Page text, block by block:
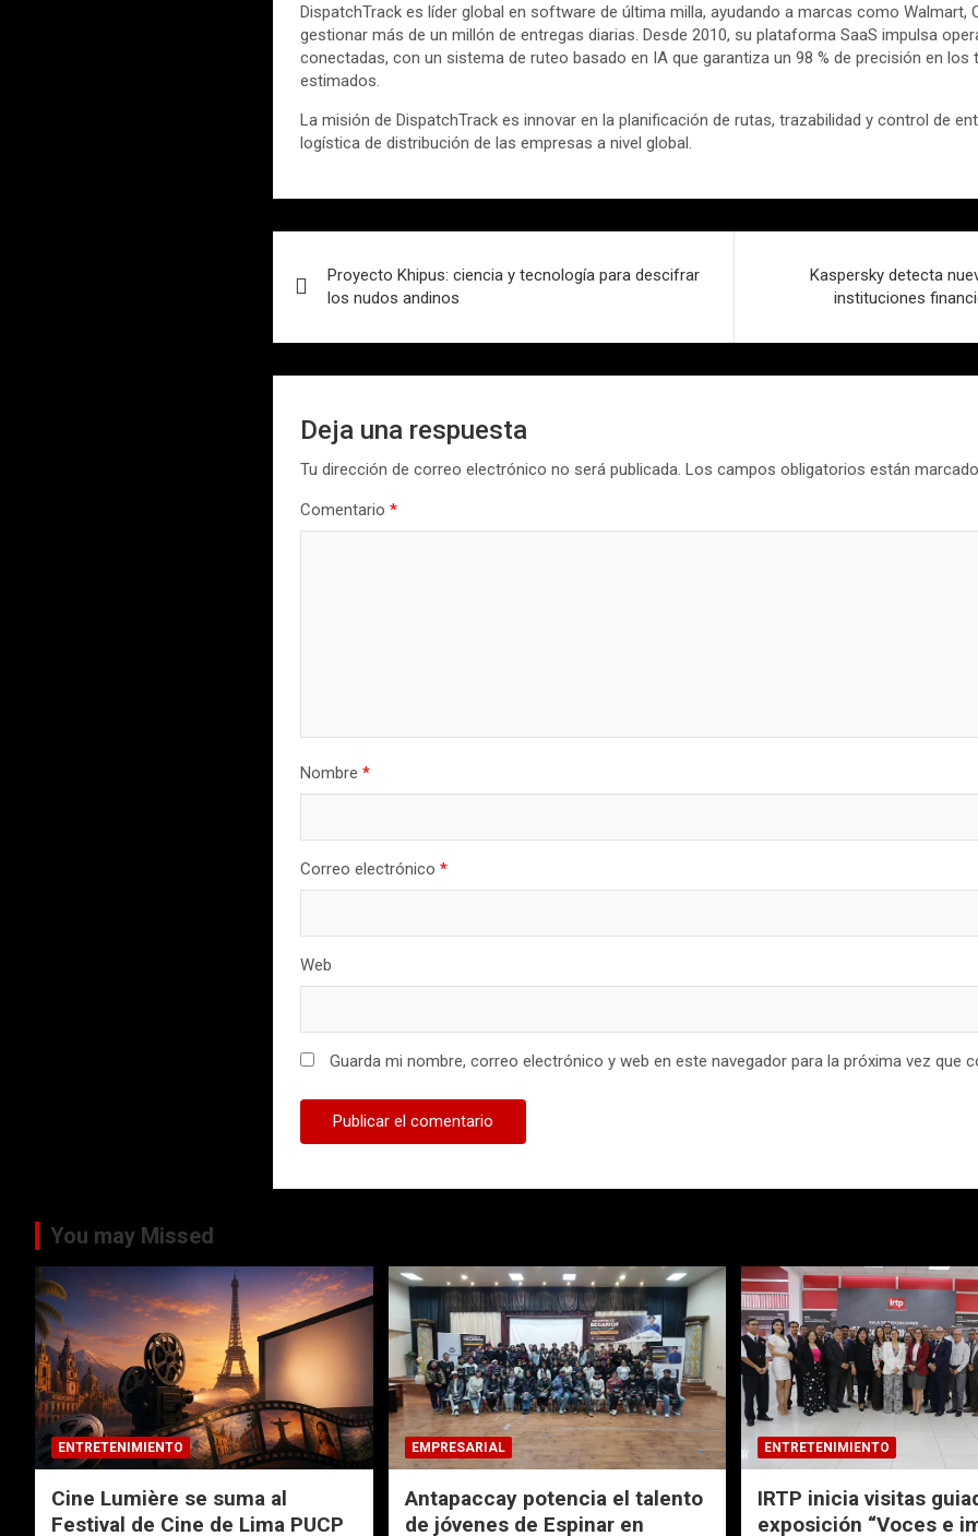
DispatchTrack es líder global en software de última milla, ayudando a marcas como Walmart,
gestionar más de un millón de entregas diarias. Desde 2010, su plataforma SaaS impulsa
conectadas, con un sistema de ruteo basado en IA que garantiza un 98 % de precisión en los
estimados.
La misión de DispatchTrack es innovar en la planificación de rutas, trazabilidad y control de
logística de distribución de las empresas a nivel global.
de
entradas
Proyecto Khipus: ciencia y tecnología para descifrar
los nudos andinos
Kaspersky detecta
instituciones
Deja una respuesta
Tu dirección de correo electrónico no será publicada. Los campos obligatorios están
Comentario*
Nombre*
Correo electrónico*
Web
Guarda mi nombre, correo electrónico y web en este navegador para la próxima vez que
You may Missed
ENTRETENIMIENTO
Cine Lumière se suma al
Festival de Cine de Lima PUCP
EMPRESARIAL
Antapaccay potencia el talento
de jóvenes de Espinar en
ENTRETENIMIENTO
IRTP inicia visitas
exposición “Voces e